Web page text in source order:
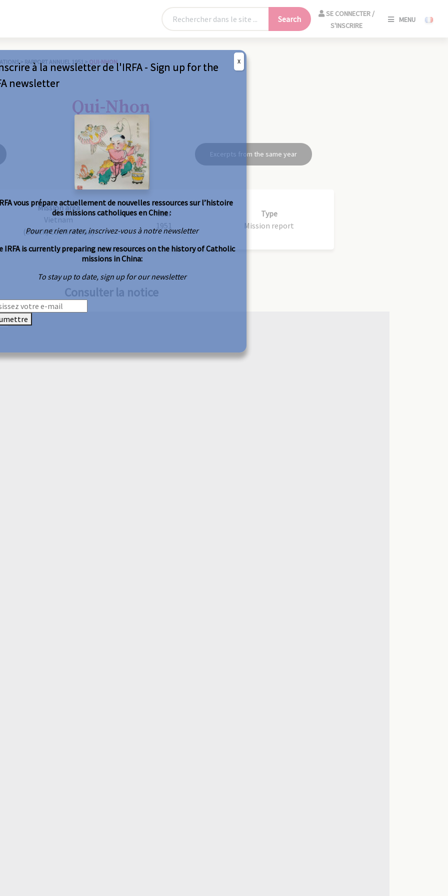
Search
SE CONNECTER /
S'INSCRIRE
MENU
> RAPPORT ANNUEL 1951 > QUI-NHON
Qui-Nhon
Excerpts from the same year
Mission area
Vietnam
(South/Cochinchina)
Year
1951
Type
Mission report
Consulter la notice
à la newsletter de l'IRFA - Sign up for the
newsletter
vous prépare actuellement de nouvelles ressources sur l’histoire
des missions catholiques en Chine :
Pour ne rien rater, inscrivez-vous à notre newsletter
IRFA is currently preparing new resources on the history of Catholic
missions in China:
To stay up to date, sign up for our newsletter
X